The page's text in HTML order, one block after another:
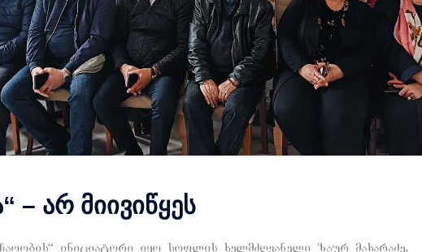
– არ მიივიწყეს
iniciatori iyo soflis xelmZRvaneli zaur maxaraZe,